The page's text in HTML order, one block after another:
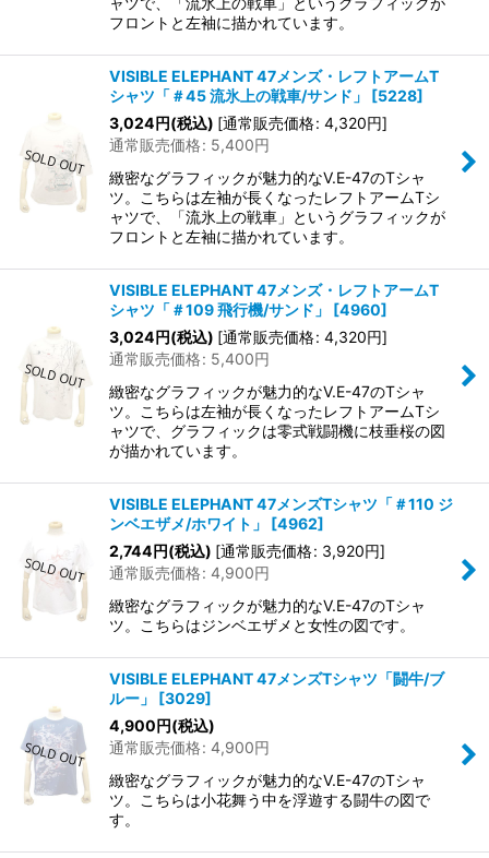
フロントと左袖に描かれています。
VISIBLE ELEPHANT 47メンズ・レフトアームT
シャツ「＃45 流氷上の戦車/サンド」
[5228]
3,024円(税込) [通常販売価格: 4,320円]
通常販売価格: 5,400円
緻密なグラフィックが魅力的なV.E-47のTシャ
ツ。こちらは左袖が長くなったレフトアームTシ
ャツで、「流氷上の戦車」というグラフィックが
フロントと左袖に描かれています。
VISIBLE ELEPHANT 47メンズ・レフトアームT
シャツ「＃109 飛行機/サンド」
[4960]
3,024円(税込) [通常販売価格: 4,320円]
通常販売価格: 5,400円
緻密なグラフィックが魅力的なV.E-47のTシャ
ツ。こちらは左袖が長くなったレフトアームTシ
ャツで、グラフィックは零式戦闘機に枝垂桜の図
が描かれています。
VISIBLE ELEPHANT 47メンズTシャツ「＃110 ジ
ンベエザメ/ホワイト」
[4962]
2,744円(税込) [通常販売価格: 3,920円]
通常販売価格: 4,900円
緻密なグラフィックが魅力的なV.E-47のTシャ
ツ。こちらはジンベエザメと女性の図です。
VISIBLE ELEPHANT 47メンズTシャツ「闘牛/ブ
ルー」
[3029]
4,900円(税込)
通常販売価格: 4,900円
緻密なグラフィックが魅力的なV.E-47のTシャ
ツ。こちらは小花舞う中を浮遊する闘牛の図で
す。